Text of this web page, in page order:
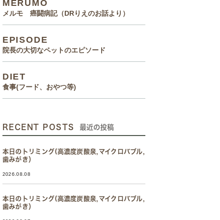
MERUMO
メルモ 癌闘病記（DRりえのお話より）
EPISODE
院長の大切なペットのエピソード
DIET
食事(フード、おやつ等)
RECENT POSTS 最近の投稿
本日のトリミング(高濃度炭酸泉,マイクロバブル,
歯みがき）
2026.08.08
本日のトリミング(高濃度炭酸泉,マイクロバブル,
歯みがき）